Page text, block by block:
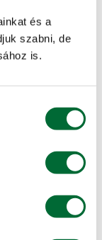
és a
szabni, de
is.